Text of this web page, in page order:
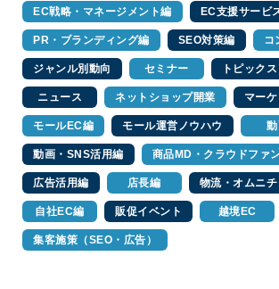
EC戦略・マネージメント編 EC支援サービ
PR・ブランディング編 SEO対策編 コ
ジャンル別動向 セミナー トピックス
ニュース ネットショップ開業 マー
モールEC編 モール運営ノウハウ
動画・SNS活用編 商品MD・クラウドファ
広告活用編 店長編 物流・オムニ
自社EC編 販促イベント 越境EC
集客施策（SEO・広告）